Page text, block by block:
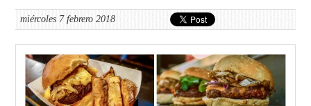
miércoles 7 febrero 2018